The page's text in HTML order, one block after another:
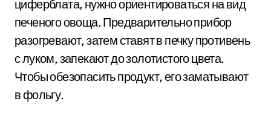
циферблата, нужно ориентироваться на вид
печеного овоща. Предварительно прибор
разогревают, затем ставят в печку противень
с луком, запекают до золотистого цвета.
Чтобы обезопасить продукт, его заматывают
в фольгу.